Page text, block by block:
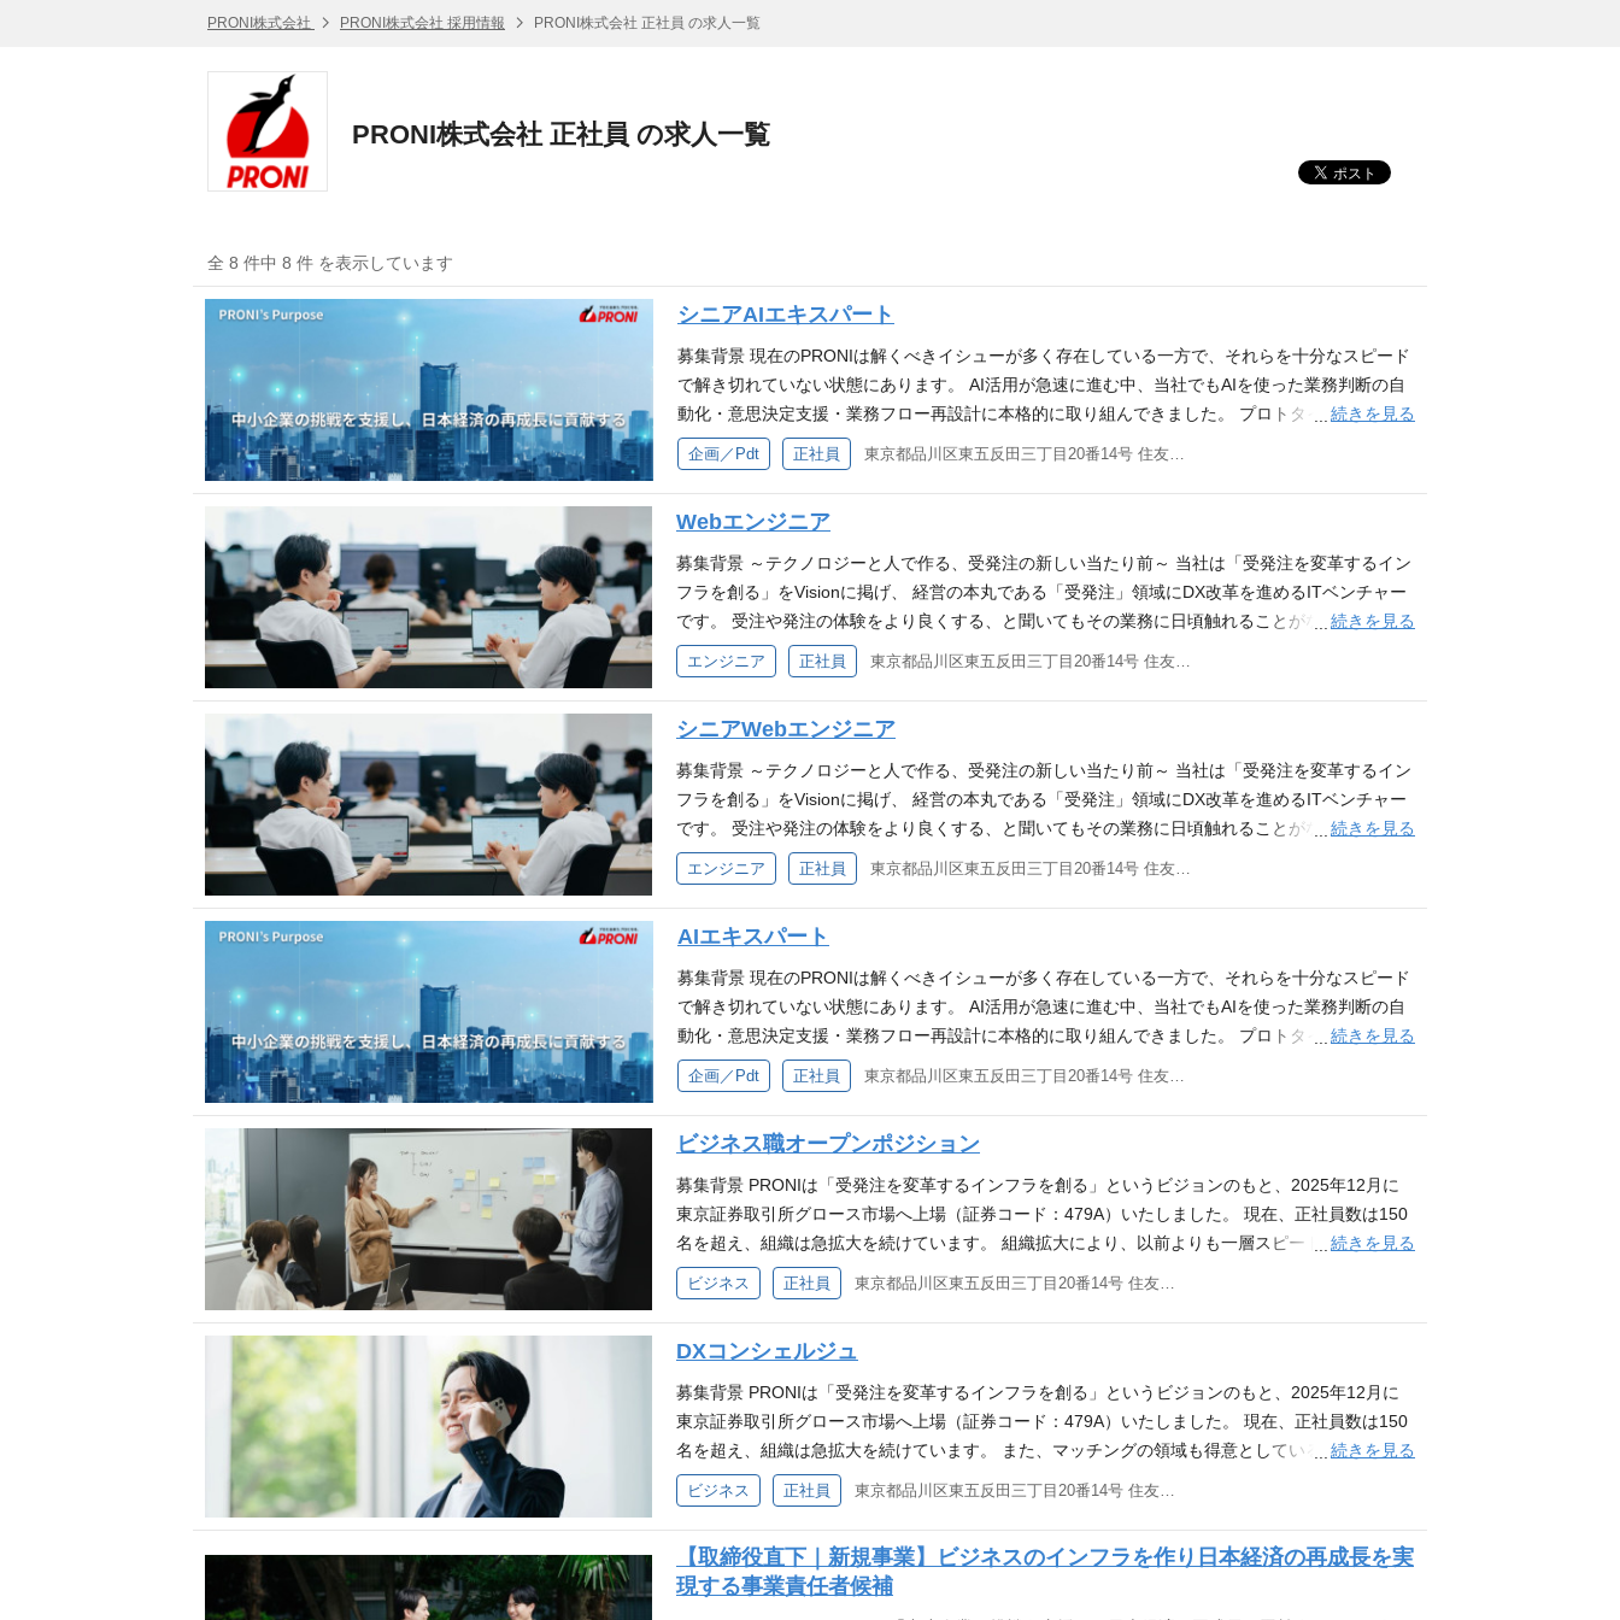
PRONI株式会社 PRONI株式会社 採用情報 PRONI株式会社 正社員 の求人一覧
PRONI株式会社 正社員 の求人一覧
全 8 件中 8 件 を表示しています
シニアAIエキスパート
募集背景 現在のPRONIは解くべきイシューが多く存在している一方で、それらを十分なスピード
で解き切れていない状態にあります。 AI活用が急速に進む中、当社でもAIを使った業務判断の自
動化・意思決定支援・業務フロー再設計に本格的に取り組んできました。 プロトタイピングや実
装にかかるコストは大きく下がり、1人のエンジニアが生み出せる価値は飛躍的に高まっていま
す。本来であれば、課題ごとに高速に仮説検証を回し、複数のイシューを同時並行で解決してい
ける状態にあります。 しかし現状は、課題を起点に企画からプロトタイピングまでを担う「課題
オーナー」が不足しており、この変化を十分に活かしきれていません。 その結果、解くべきイシ
ューが滞留し、本来到達できるはずのスピードで事業やプロダクトを前進させられていない状況
です。 このギャップを埋めるために必要なのは、課題を起点に企画からプロトタイピングまでを
一気通貫で担い、AIを活用してプロダクトとして実装できる人材です。 ユーザーである発注者や
受注者向けに提供するAIプロダクトの企画・推進、および社内の業務フロー改革をミッションと
し、「AIネイティブな会社」への変革を、現場と並走しながらリードしていただける方を求めて
います。 ▼Founder栗山が語る事業ビジョンやAIに関する想いはこちらのnoteをご覧ください。
PRONIが切り拓く次の10年 ─中小企業を変える、BPO × SaaS × AIの新時代─ ▼CTO竹澤が語る
「PRONIのエンジニアが目指す先」についてはこちらのnoteをご覧ください。 新CTOが語るAI共
創開発の最前線！PRONIが切り開く未来とは？ 業務内容／環境 AIネイティブな業務フローへの抜
本的な再構築を推進していただきます。 自らプロトタイプをつくりながら仮説検証を高速に回し
前提とした業務変革・プロダクト設計を生み出すことがミッションです。 主な業務 ① AIプロダ
クトの企画・推進 ・カスタマー(発注企業)・パートナー(受注企業)・社内向けに提供するAIプロダ
クトの企画立案から推進 ・現場（営業・CS・オペレーション等）に積極的に入り込み、課題・ニ
たプロダクトの要件定義・仕様策定 ・エンジニア・デザイナーと連携し、プロダクトの実現・改
善をリード ・自社AIプラットフォームを活用したAIアプリ・ワークフローの設計と実装 ② AIネイ
ティブな業務設計の推進 ・全社横断的な業務プロセスの分析・最適化・再構築（BPR） ・業務部
門と連携し、個別課題を把握しAIを組み込んだ業務設計を推進 ・AI活用を業務の当たり前にする
各部門の改善事例を横展開し、全社的な底上げを実現 （変更の範囲）会社が定める業務 社内AI活
ジニアのコーディング支援 Geminiの全社利用推進 PRONI.AIを用いた議事録作成、商談準備の業
務改善等、営業活動の業務効率化 チーム・環境 配属チーム：プロダクト開発部 取締役の中村が
管掌を務め、エンジニアやPdMを中心にプロダクト開発に関わるメンバーが在籍しています。 募
集要件 必須要件 AI技術（特に生成AI）を活用したプロダクト開発または業務改善を、自ら手を動
題・ニーズの一次情報を取得した実績 最新AI技術（特に生成AI）のキャッチアップを積極的に行
携に必要な技術的理解力は求められます。 歓迎要件 AIツールの導入にとどまらず、業務フローの
再構築・生産性向上まで一連をリードした経験 部門横断的な規模での業務プロセス改革（BPR）
において、企画立案〜実行〜効果検証までのサイクルを主導した経験 複数の事業部門や多様なス
テークホルダー（経営層含む）と連携し、複雑な課題を抽出・解決に導いた経験 ノーコード/ロー
コードツールを活用したプロダクト・業務フローの構築経験 Google Apps Script（GAS）等のス
クリプト言語を用いた業務効率化の経験 社外のAI先進企業や有識者とのネットワークを保有し、
最新の技術トレンドや活用事例を自社の戦略に反映・還元した経験 求める人物像 AI技術に強い関
心を持ち、積極的に学習・活用できる方 現場・ユーザーを深く理解するために自らアクションを
続きを見る
企画／Pdt 正社員
Webエンジニア
募集背景 ～テクノロジーと人で作る、受発注の新しい当たり前～ 当社は「受発注を変革するイン
フラを創る」をVisionに掲げ、 経営の本丸である「受発注」領域にDX改革を進めるITベンチャー
です。 受注や発注の体験をより良くする、と聞いてもその業務に日頃触れることがない方は、ピ
ンと来ないかもしれません。 特に中小企業では非常に非効率、かつ情報格差がある業務のひとつ
が「受発注業務」であると言われています。 当社のエンジニアの中には過去、地方企業向けサー
ビスの開発をしていたメンバーもいます。 そのメンバーは「情報がないだけで不利な状況になる
会社が多いこと」「情報も使い方、捉え方が人によるので、不利な体験が行われていること」
「非効率的に行われており、非常に時間がかかること」に負がある、と体感したことがあるそう
です。 世の中の非効率、かつ、非誠実な受発注業務のDXを推進したい、そう考えています。 業
務内容／環境 Visionの実現に向け、日本最大級のBtoB受発注プラットフォーム「PRONIアイミ
ツ」を中心にプロダクトの開発業務をご担当いただきます。単なる実装に留まらず、プロダクト
の成長をリードする役割を期待しています。 主な業務 バックエンド開発 ・フロントエンドへのA
PI設計 / バックエンド開発 / リリース後の運用など、サーバーサイドに関わる全工程 ・CIツール
連携による開発の効率化 ・パフォーマンス改善などの継続的なシステムの信頼性向上 フロントエ
ンド開発 ・UX提供のための適切なAPI / コンポーネント設計、フロントエンド開発に関わる全工
程 ・デザイナーやプロダクトオーナーと協力して、最適なUI/UX設計 プロダクト/チームへの貢献
・ご経験に応じて、開発要件定義、開発優先度の決定、メンバーマネジメント、開発方針の策
▼組織構成 配属部署：プロダクト開発部 (在籍人数：約30名) ・プロダクトごとの少数精鋭チーム
エンジニアが、プロダクトごとに数名ずつのコンパクトなチームに分かれて活動しています。 ・
多様なバックグラウンド 大手IT企業（アイスタイル、ぐるなび等）出身のシニア層や、ベンチャ
きる環境です。 ・フラットな協力体制 上司・部下の垣根はなく、全員が「同じ船に乗るメンバ
ー」として、 営業ともワンチームで議論しながらプロダクトを創り上げます。 ▼開発組織につい
て PRONIの開発組織は「正しいものを正しくつくる」ことを大切にしています。 単にコードを書
くだけでなく、ユーザーへ本質的な価値を届けるための仕組みが整っています。 1.仮説検証を回
素早く軌道修正しながら、 最速で意思決定とリリースを繰り返します。 ・デイリースクラム 毎
・チーム一体の開発 プロダクトごとに数名のコンパクトなチームを構成。 職種の垣根を超え、全
員が「同じ船に乗るメンバー」としてプロダクトファーストで議論します。 2. 「AIネイティブ」
な環境 ・AI活用の常態化 Devin、Cursor、Claude code 等のツール活用を全社で推進。 コーディ
ングやレビューの一部をAIに任せることで、人間は「何を作るか」という本質的な思考に時間を
時間へとシフトさせる「AIネイティブ」な業務再設計を行っています。 3. 技術力を磨き、品質を
担保する「レビュー文化」 ・プルリクエストベース 本番にデプロイされる全てのコードに対し
続きを見る
エンジニア 正社員
シニアWebエンジニア
募集背景 ～テクノロジーと人で作る、受発注の新しい当たり前～ 当社は「受発注を変革するイン
フラを創る」をVisionに掲げ、 経営の本丸である「受発注」領域にDX改革を進めるITベンチャー
です。 受注や発注の体験をより良くする、と聞いてもその業務に日頃触れることがない方は、ピ
ンと来ないかもしれません。 特に中小企業では非常に非効率、かつ情報格差がある業務のひとつ
が「受発注業務」であると言われています。 当社のエンジニアの中には過去、地方企業向けサー
ビスの開発をしていたメンバーもいます。そのメンバーは「情報がないだけで不利な状況になる
会社が多いこと」「情報も使い方、捉え方が人によるので、不利な体験が行われていること」
「非効率的に行われており、非常に時間がかかること」に負がある、と体感したことがあるそう
です。 世の中の非効率、かつ、非誠実な受発注業務のDXを推進したい、そう考えています。 業
務内容／環境 BtoB受発注プラットフォーム「PRONIアイミツ」を中心に、プロダクトの成長を技
術・戦略の両面から牽引していただきます。 シニアエンジニアとして、単なる実装に留まらず、
複雑なビジネスドメインの整理やアーキテクチャの選定、AIを活用した次世代の開発プロセスの
構築など、エンジニアリングの力で事業をグロースさせる役割を期待しています。 主な業務 技術
戦略とアーキテクチャ設計 ・0→1フェーズにおける技術選定や、既存プロダクトのリプレイス・
モダン化を主導 AIネイティブな開発生産性の再定義 ・Devin、Cursor、Claude Code等のAIツー
ルを実務に組み込み、開発フローそのものを変革してチーム全体の生産性を最大化させる 経営レ
イヤーとの連携 ・取締役やCTOと密に連携し、ビジネスの「不」を解消するためのプロダクト企
リリース後の運用まで、サーバーサイドに関わる全工程のリード。デザイナーやプロダクトオー
ナーと連携した最適なUI/UX設計も担当 チームへの技術貢献 ・コードレビューやペアプログラミ
ングを通じたメンバーへの技術支援、ナレッジ共有や勉強会などを通じたチーム全体の技術力底
善 ※変更の範囲：会社の定める業務 チーム・環境 ▼組織構成 配属部署：プロダクト開発部 (在籍
人数：約30名) ・プロダクトごとの少数精鋭チーム エンジニアが、プロダクトごとに数名ずつの
コンパクトなチームに分かれて活動しています。 ・多様なバックグラウンド 大手IT企業（アイス
タイル、ぐるなび等）出身のシニア層や、ベンチャーでのプロダクト立ち上げ経験者が在籍して
じ船に乗るメンバー」として、 営業ともワンチームで議論しながらプロダクトを創り上げます。
▼開発組織について PRONIの開発組織は「正しいものを正しくつくる」ことを大切にしていま
続きを見る
エンジニア 正社員
AIエキスパート
募集背景 現在のPRONIは解くべきイシューが多く存在している一方で、それらを十分なスピード
で解き切れていない状態にあります。 AI活用が急速に進む中、当社でもAIを使った業務判断の自
動化・意思決定支援・業務フロー再設計に本格的に取り組んできました。 プロトタイピングや実
装にかかるコストは大きく下がり、1人のエンジニアが生み出せる価値は飛躍的に高まっていま
す。本来であれば、課題ごとに高速に仮説検証を回し、複数のイシューを同時並行で解決してい
ける状態にあります。 しかし現状は、課題を起点に企画からプロトタイピングまでを担う「課題
オーナー」が不足しており、この変化を十分に活かしきれていません。 その結果、解くべきイシ
ューが滞留し、本来到達できるはずのスピードで事業やプロダクトを前進させられていない状況
です。 このギャップを埋めるために必要なのは、課題を起点に企画からプロトタイピングまでを
一気通貫で担い、AIを活用してプロダクトとして実装できる人材です。 ユーザーである発注者や
受注者向けに提供するAIプロダクトの企画・推進、および社内の業務フロー改革をミッションと
し、「AIネイティブな会社」への変革を、現場と並走しながらリードしていただける方を求めて
います。 ▼Founder栗山が語る事業ビジョンやAIに関する想いはこちらのnoteをご覧ください。
PRONIが切り拓く次の10年 ─中小企業を変える、BPO × SaaS × AIの新時代─ ▼CTO竹澤が語る
「PRONIのエンジニアが目指す先」についてはこちらのnoteをご覧ください。 新CTOが語るAI共
創開発の最前線！PRONIが切り開く未来とは？ 業務内容／環境 AIネイティブな業務フローへの抜
本的な再構築を推進していただきます。 自らプロトタイプをつくりながら仮説検証を高速に回し
前提とした業務変革・プロダクト設計を生み出すことがミッションです。 主な業務 ① AIプロダ
クトの企画・推進 ・カスタマー（発注企業）・パートナー（受注企業）・社内向けに提供するAI
プロダクトの企画立案から推進 ・現場（営業・CS・オペレーション等）に積極的に入り込み、課
題・ニーズの一次情報を取得 ・ChatGPT、Gemini、ClaudeなどのLLMをはじめとしたAI技術を
続きを見る
企画／Pdt 正社員
ビジネス職オープンポジション
募集背景 PRONIは「受発注を変革するインフラを創る」というビジョンのもと、2025年12月に
東京証券取引所グロース市場へ上場（証券コード：479A）いたしました。 現在、正社員数は150
名を超え、組織は急拡大を続けています。 組織拡大により、以前よりも一層スピード感を持って
サービス運用/改善を続けています。 日々蓄積している受発注に関する様々なデータを活用し、発
注企業 / パートナー企業の双方により精度高く、そして納得感のあるサービス（≒インフラ）にな
ることを目指しています。 今回は役務領域での支援実績が厚いPRONIアイミツ事業部と、SaaS
特化のPRONIアイミツSaaS事業部のいずれかで、DXコンシェルジュ、パートナーセールス、エ
ンタープライズセールス、事業開発の業務をお任せします。 （選考を通して、ご経験 / 希望に合
わせて最適なポジションを提案させていただきます。） ▼note記事 ・PRONIアイミツSaaS事業
部長インタビュー 「変化を楽しみ、PRONIと一緒に成長していく」 https://note.proni.co.jp/n/n22
0def90bdb3 ・ベテラン・中堅・新入社員が語るPRONIの魅力 https://note.proni.co.jp/n/nc2df0de
d1a07 業務内容／環境 PRONIのビジネス職とは 各ポジション共に、企業間取引の効率化と最適
化を目指し、発注者と受注者の双方に価値を提供することを目的としています。 ＜DXコンシェル
ジュ＞ 外部サービス導入を検討している企業（カスタマー）に対して、課題特定のためのヒアリ
ングと課題解決にマッチしたソリューションを有する受注企業（パートナー）をマッチングさせ
続きを見る
ビジネス 正社員
DXコンシェルジュ
募集背景 PRONIは「受発注を変革するインフラを創る」というビジョンのもと、2025年12月に
東京証券取引所グロース市場へ上場（証券コード：479A）いたしました。 現在、正社員数は150
名を超え、組織は急拡大を続けています。 また、マッチングの領域も得意としているホームペー
ジ制作・システム開発などの「役務」から、勤怠管理ツールなどの「SaaS」にも領域を広げてお
り、これまで以上に様々な施策を打ち出していきます。 今回は、発注に関する課題を持つユーザ
ーに対し、発注先候補となる企業との橋渡しをお願いしたいです。【企業紹介】を通してお客様
のビジネスを成功に導くことが大きなミッションとなります。 ▼メンバーのインタビュー記事 ・
幅広い選択肢があるからこそ、より多くの課題解決に伴走できる。入社2ヶ月で感じたPRONIコン
続きを見る
ビジネス 正社員
【取締役直下｜新規事業】ビジネスのインフラを作り日本経済の再成長を実
現する事業責任者候補